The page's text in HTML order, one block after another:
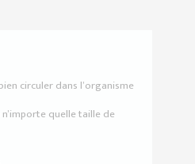
circuler dans l’organisme
quelle taille de